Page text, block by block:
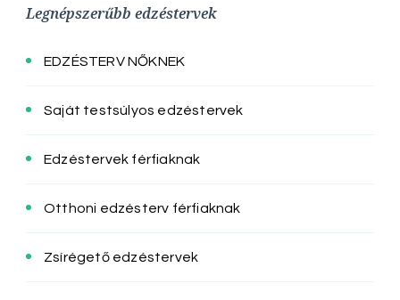
Legnépszerűbb edzéstervek
EDZÉSTERV NŐKNEK
Saját testsúlyos edzéstervek
Edzéstervek férfiaknak
Otthoni edzésterv férfiaknak
Zsírégető edzéstervek